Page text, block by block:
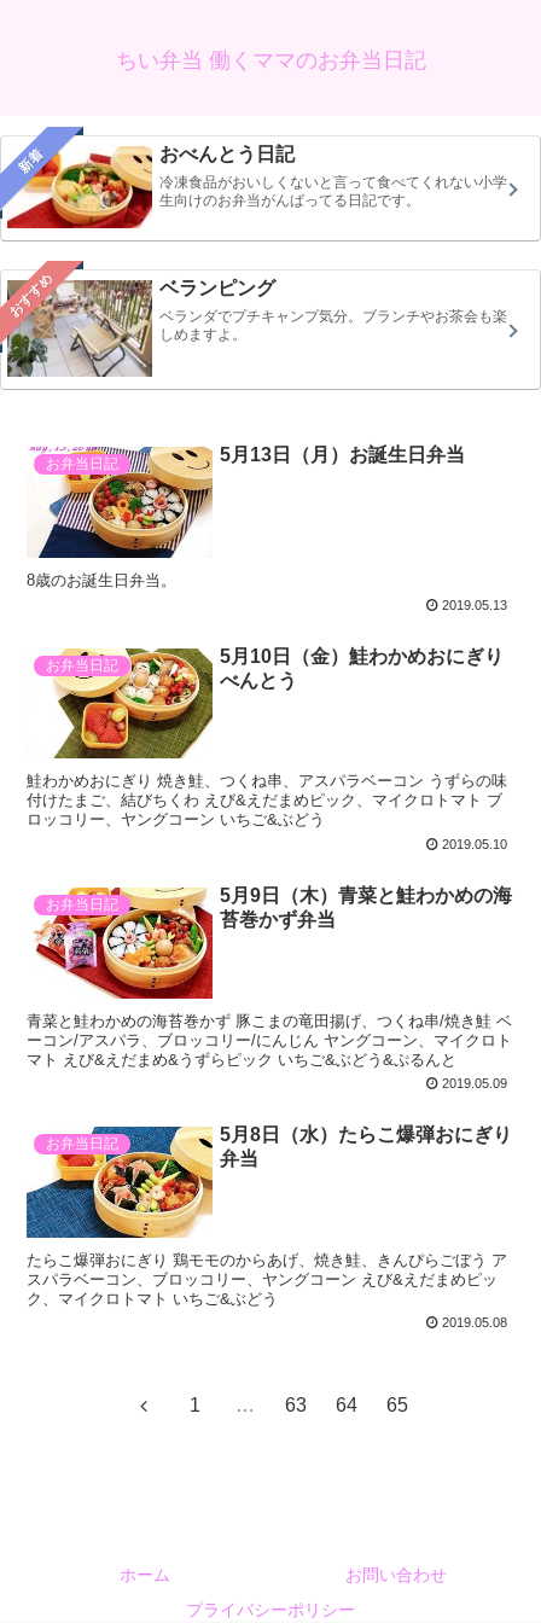
ちい弁当 働くママのお弁当日記
新着 おべんとう日記
冷凍食品がおいしくないと言って食べてくれない小学
生向けのお弁当がんばってる日記です。
おすすめ ベランピング
ベランダでプチキャンプ気分。ブランチやお茶会も楽
しめますよ。
お弁当日記 5月13日（月）お誕生日弁当
8歳のお誕生日弁当。
2019.05.13
お弁当日記
5月10日（金）鮭わかめおにぎり
べんとう
鮭わかめおにぎり 焼き鮭、つくね串、アスパラベーコン うずらの味
付けたまご、結びちくわ えび&えだまめピック、マイクロトマト ブ
ロッコリー、ヤングコーン いちご&ぶどう
2019.05.10
お弁当日記
5月9日（木）青菜と鮭わかめの海
苔巻かず弁当
青菜と鮭わかめの海苔巻かず 豚こまの竜田揚げ、つくね串/焼き鮭 ベ
ーコン/アスパラ、ブロッコリー/にんじん ヤングコーン、マイクロト
マト えび&えだまめ&うずらピック いちご&ぶどう&ぷるんと
2019.05.09
お弁当日記
5月8日（水）たらこ爆弾おにぎり
弁当
たらこ爆弾おにぎり 鶏モモのからあげ、焼き鮭、きんぴらごぼう ア
スパラベーコン、ブロッコリー、ヤングコーン えび&えだまめピッ
ク、マイクロトマト いちご&ぶどう
2019.05.08
1 … 63 64 65
ホーム
お問い合わせ
プライバシーポリシー